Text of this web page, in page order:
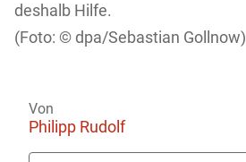
deshalb Hilfe.
dpa/Sebastian Gollnow)
Von
Philipp Rudolf